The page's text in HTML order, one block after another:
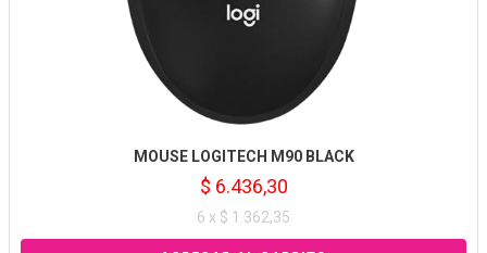
MOUSE LOGITECH M90 BLACK
$ 6.436,30
6 x $ 1.362,35